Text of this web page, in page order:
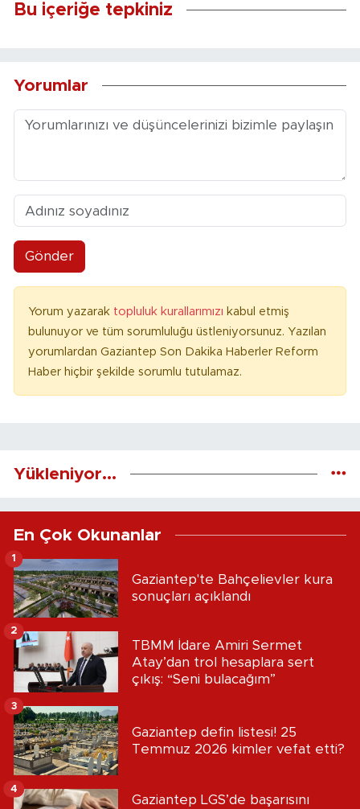
Bu içeriğe tepkiniz
Yorumlar
Gönder
Yorum yazarak topluluk kurallarımızı kabul etmiş
bulunuyor ve tüm sorumluluğu üstleniyorsunuz. Yazılan
yorumlardan Gaziantep Son Dakika Haberler Reform
Haber hiçbir şekilde sorumlu tutulamaz.
Yükleniyor...
En Çok Okunanlar
Gaziantep'te Bahçelievler kura
sonuçları açıklandı
1
TBMM İdare Amiri Sermet
Atay’dan trol hesaplara sert
çıkış: “Seni bulacağım”
2
Gaziantep defin listesi! 25
Temmuz 2026 kimler vefat etti?
3
Gaziantep LGS’de başarısını
4